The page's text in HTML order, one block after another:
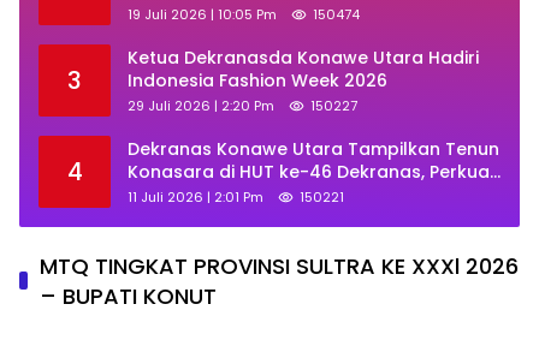
dan Ajak KKMM Bersinergi
19 Juli 2026 | 10:05 Pm 150474
3
Ketua Dekranasda Konawe Utara Hadiri
Indonesia Fashion Week 2026
29 Juli 2026 | 2:20 Pm 150227
4
Dekranas Konawe Utara Tampilkan Tenun
Konasara di HUT ke-46 Dekranas, Perkuat
Promosi UMKM Daerah
11 Juli 2026 | 2:01 Pm 150221
MTQ TINGKAT PROVINSI SULTRA KE XXXl 2026
– BUPATI KONUT